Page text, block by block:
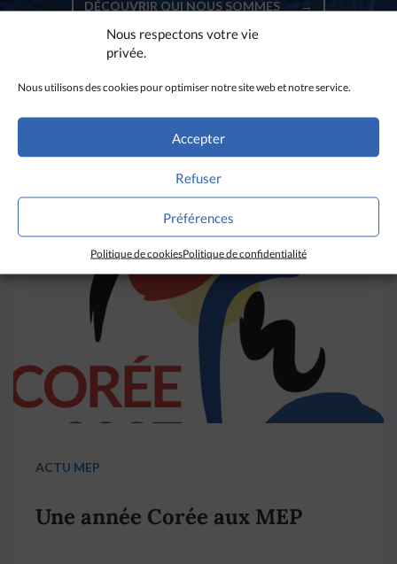
Nous respectons votre vie
privée.
Nous utilisons des cookies pour optimiser notre site web et notre service.
Accepter
Refuser
Préférences
Politique de cookiesPolitique de confidentialité
DÉCOUVRIR QUI NOUS SOMMES →
A LIRE AUSSI
ACTU MEP
Une année Corée aux MEP